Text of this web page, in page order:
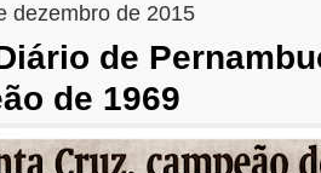
dezembro de 2015
de
de 1969